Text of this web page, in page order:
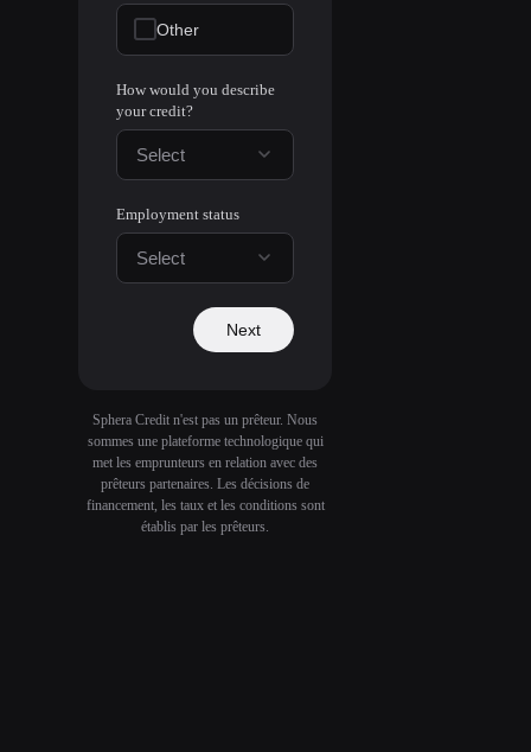
Other
How would you describe
your credit?
Select
Employment status
Select
Next
Sphera Credit n'est pas un prêteur. Nous
sommes une plateforme technologique qui
met les emprunteurs en relation avec des
prêteurs partenaires. Les décisions de
financement, les taux et les conditions sont
établis par les prêteurs.